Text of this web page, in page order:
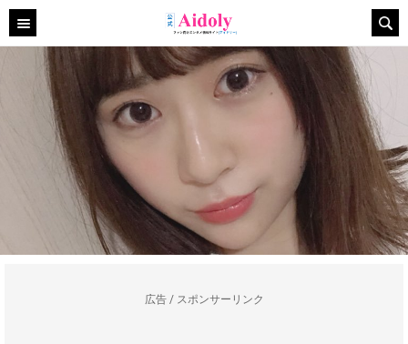
広告 / スポンサーリンク